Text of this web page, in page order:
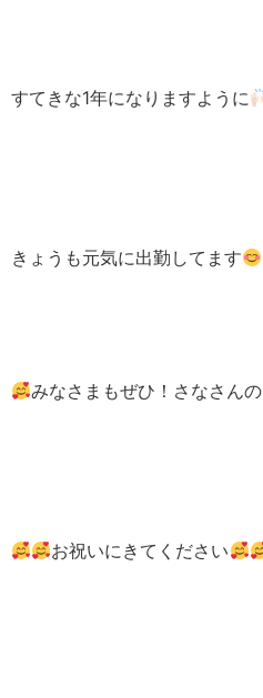
すてきな1年になりますように
きょうも元気に出勤してます
みなさまもぜひ！さなさんの
お祝いにきてください